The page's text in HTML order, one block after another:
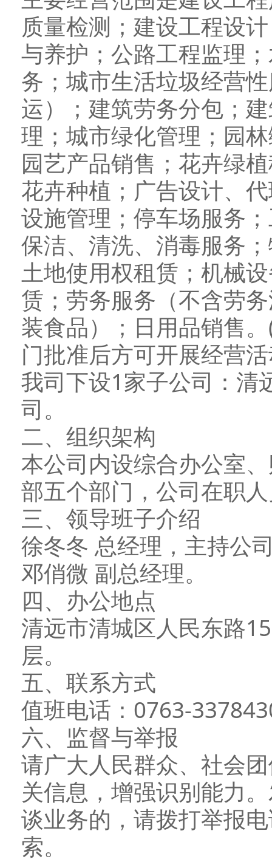
质量检测；建设工程设
与养护；公路工程监理
务；城市生活垃圾经营
运）；建筑劳务分包；
理；城市绿化管理；园
园艺产品销售；花卉绿
花卉种植；广告设计、
设施管理；停车场服务
保洁、清洗、消毒服务
土地使用权租赁；机械
赁；劳务服务（不含劳
装食品）；日用品销售
门批准后方可开展经营
我司下设1家子公司：清
司。
二、组织架构
本公司内设综合办公室
部五个部门，公司在职
三、领导班子介绍
徐冬冬 总经理，主持公
邓俏微 副总经理。
四、办公地点
清远市清城区人民东路
层。
五、联系方式
值班电话：0763-
六、监督与举报
请广大人民群众、社会
关信息，增强识别能力
谈业务的，请拨打举报
索。